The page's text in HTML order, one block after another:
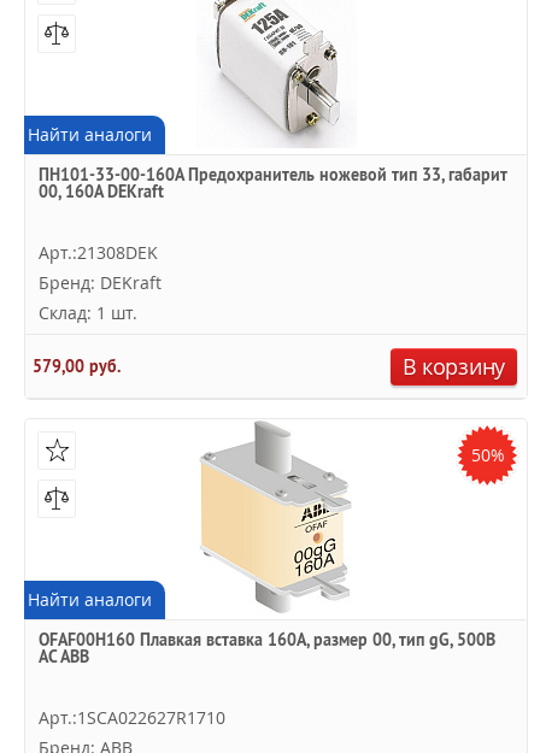
Найти аналоги
ПН101-33-00-160A Предохранитель ножевой тип 33, габарит
00, 160А DEKraft
Арт.:21308DEK
Бренд: DEKraft
Склад: 1 шт.
579,00 руб. В корзину
50%
Найти аналоги
OFAF00H160 Плавкая вставка 160А, размер 00, тип gG, 500В
AC ABB
Арт.:1SCA022627R1710
Бренд: ABB